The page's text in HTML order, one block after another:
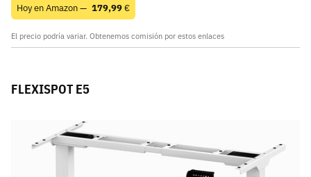
Hoy en Amazon — 179,99€
El precio podría variar. Obtenemos comisión por estos enlaces
FLEXISPOT E5